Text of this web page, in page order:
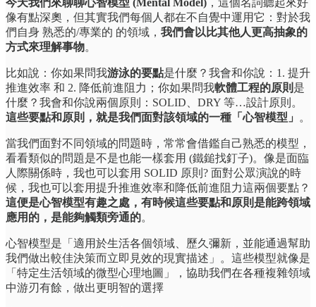
今天我們來聊聊心智模型 (Mental Model) ，這個名詞聽起來好
像有點深奧，但其實我們每個人都在不自覺中運用它：對於我
們自身 熟悉的/專業的 的領域， 我們會以比其他人更高抽象的
方式來理解事物。
比如說：你如果問我游泳的要點是什麼？我會和你說：1. 提升
推進效率 和 2. 降低前進阻力；你如果問我軟體工程的原則 是
什麼？我會和你說兩個原則：SOLID、DRY 等…設計原則。
這些要點和原則，就是我們面對該領域的一種「心智模型」
。
當我們面對不同領域的問題時，常常會借鑑自己熟悉的模型，
看看類似的問題是不是也能一樣套用 (鐵鎚找釘子)。像是面臨
人際關係時，我也可以套用 SOLID 原則? 面對公眾演說的時
候，我也可以套用提升推進效率和降低前進阻力這兩個要點？
這便是心智模型有趣之處，有時候這些要點和原則是能跨領域
應用的，是能夠觸類旁通的。
心智模型是「適用於生活各個領域、歷久彌新，並能通過幫助
我們做出較佳決策而立即見效的現實描述」。這些模型就像是
「特定生活領域的微型心理地圖」，協助我們在各種複雜領域
中游刃有餘，做出更明智的選擇